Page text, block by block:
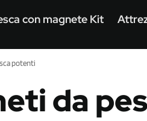
con magnete Kit
potenti
da